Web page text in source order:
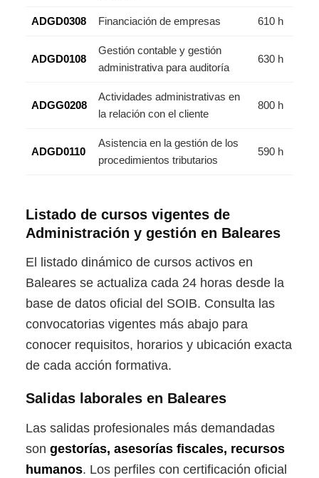
ADGD0308 Financiación de empresas 610 h
ADGD0108
Gestión contable y gestión
administrativa para auditoría
630 h
ADGG0208
Actividades administrativas en
la relación con el cliente
800 h
ADGD0110
Asistencia en la gestión de los
procedimientos tributarios
590 h
Listado de cursos vigentes de
Administración y gestión en Baleares
El listado dinámico de cursos activos en
Baleares se actualiza cada 24 horas desde la
base de datos oficial del SOIB. Consulta las
convocatorias vigentes más abajo para
conocer requisitos, horarios y ubicación exacta
de cada acción formativa.
Salidas laborales en Baleares
Las salidas profesionales más demandadas
son gestorías, asesorías fiscales, recursos
humanos. Los perfiles con certificación oficial